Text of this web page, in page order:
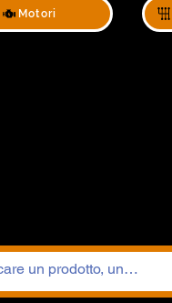
Motori